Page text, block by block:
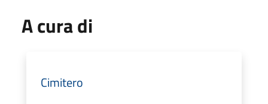
A cura di
Cimitero